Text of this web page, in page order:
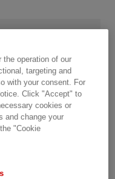
它在海上风电
以及它提供
决方案的能力
operation of our
targeting and
with your consent. For
Click "Accept" to
cookies or
and change your
"Cookie